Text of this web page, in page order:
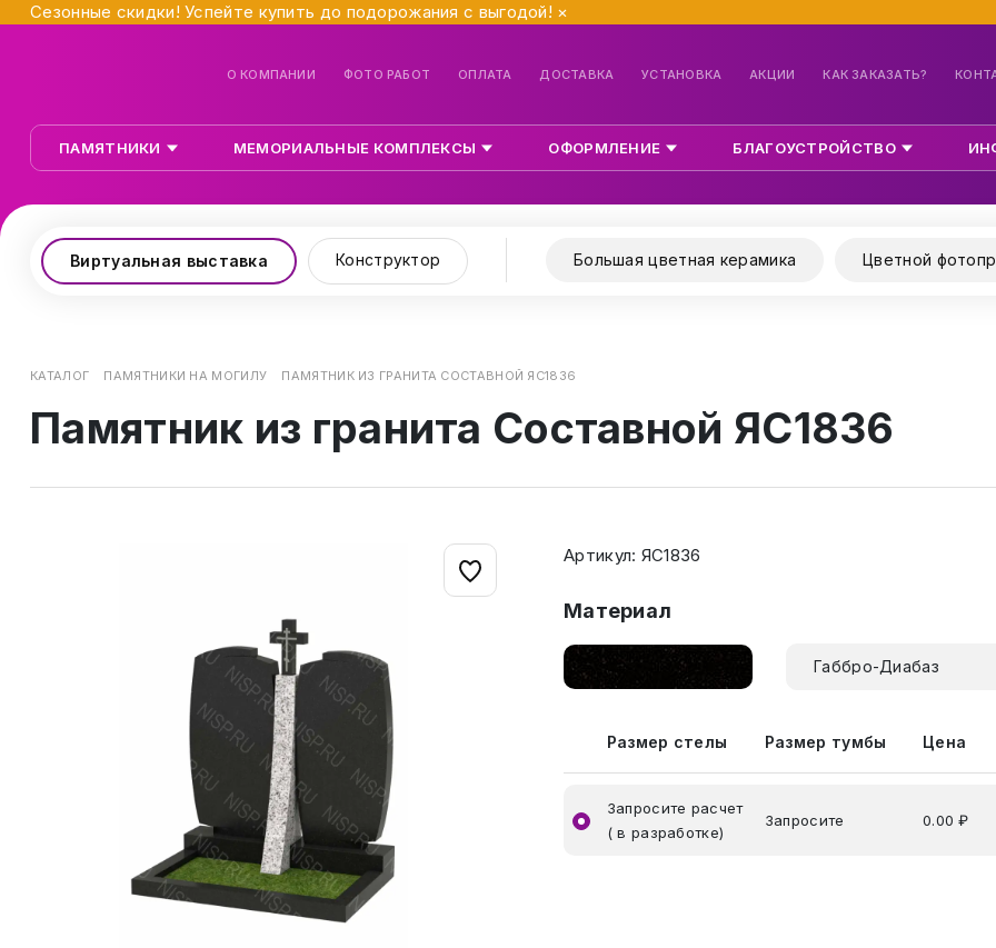
Сезонные скидки! Успейте купить до подорожания с выгодой! ×
О КОМПАНИИ ФОТО РАБОТ ОПЛАТА ДОСТАВКА УСТАНОВКА АКЦИИ КАК ЗАКАЗАТЬ?
ПАМЯТНИКИ МЕМОРИАЛЬНЫЕ КОМПЛЕКСЫ ОФОРМЛЕНИЕ БЛАГОУСТРОЙСТВО
Виртуальная выставка Конструктор Большая цветная керамика Цветной
КАТАЛОГ ПАМЯТНИКИ НА МОГИЛУ ПАМЯТНИК ИЗ ГРАНИТА СОСТАВНОЙ ЯС1836
Памятник из гранита Составной ЯС1836
Артикул: ЯС1836
Материал
Габбро-Диабаз
Размер стелы Размер тумбы Цена
Запросите расчет
( в разработке)
Запросите 0.00 ₽